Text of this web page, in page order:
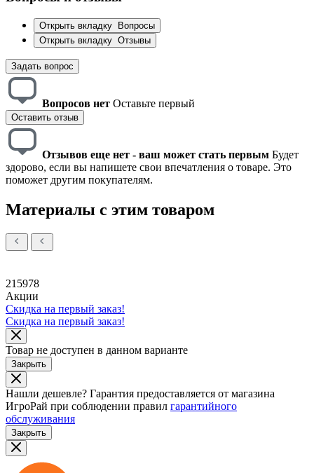
Открыть вкладку
Вопросы
Открыть вкладку Отзывы
Задать вопрос
Вопросов нет Оставьте первый
Оставить отзыв
Отзывов еще нет - ваш может стать первым Будет
здорово, если вы напишете свои впечатления о товаре. Это
поможет другим покупателям.
Материалы с этим товаром
215978
Акции
Скидка на первый заказ!
Скидка на первый заказ!
Товар не доступен в данном варианте
Закрыть
Нашли дешевле? Гарантия предоставляется от магазина
ИгроРай при соблюдении правил гарантийного
обслуживания
Закрыть